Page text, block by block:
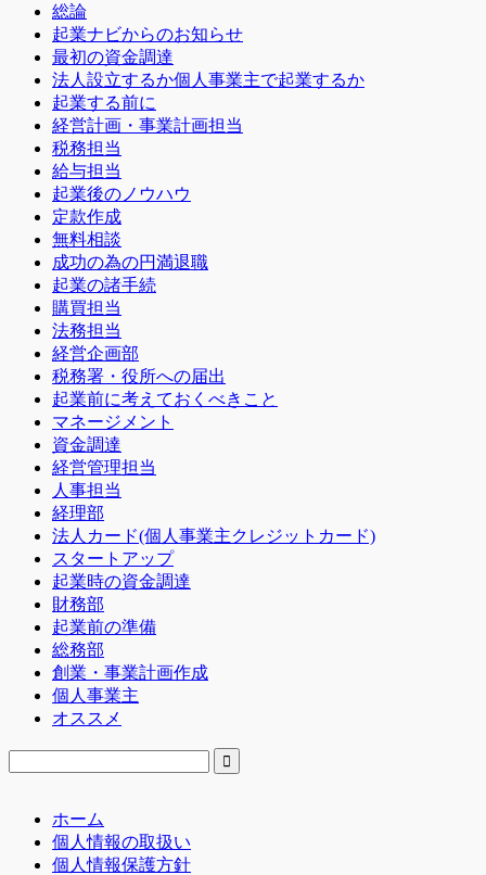
総論
起業ナビからのお知らせ
最初の資金調達
法人設立するか個人事業主で起業するか
起業する前に
経営計画・事業計画担当
税務担当
給与担当
起業後のノウハウ
定款作成
無料相談
成功の為の円満退職
起業の諸手続
購買担当
法務担当
経営企画部
税務署・役所への届出
起業前に考えておくべきこと
マネージメント
資金調達
経営管理担当
人事担当
経理部
法人カード(個人事業主クレジットカード)
スタートアップ
起業時の資金調達
財務部
起業前の準備
総務部
創業・事業計画作成
個人事業主
オススメ
ホーム
個人情報の取扱い
個人情報保護方針